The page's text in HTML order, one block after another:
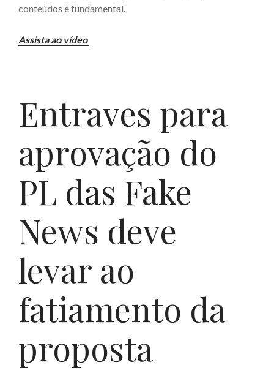
conteúdos é fundamental.
Assista ao vídeo
Entraves para
aprovação do
PL das Fake
News deve
levar ao
fatiamento da
proposta